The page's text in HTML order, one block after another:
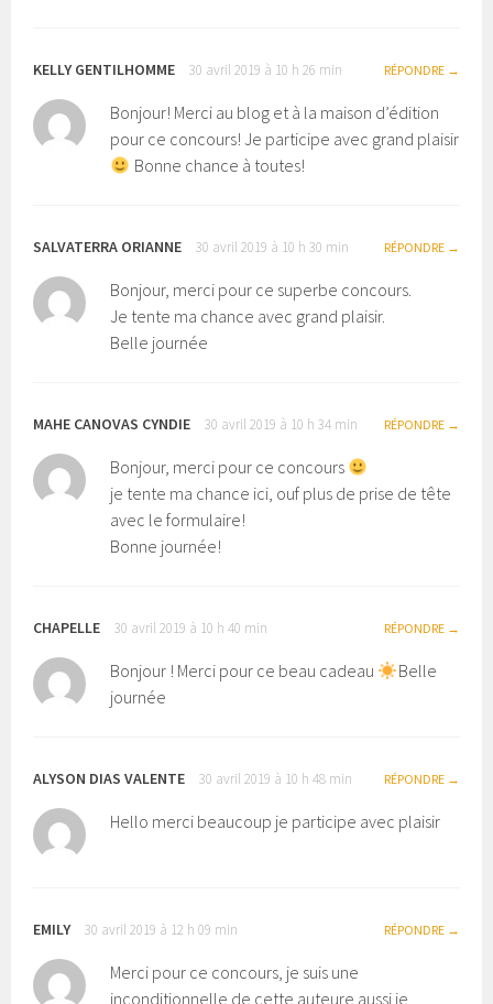
KELLY GENTILHOMME 30 avril 2019 à 10 h 26 min RÉPONDRE
Bonjour! Merci au blog et à la maison d’édition
pour ce concours! Je participe avec grand plaisir
Bonne chance à toutes!
SALVATERRA ORIANNE 30 avril 2019 à 10 h 30 min RÉPONDRE
Bonjour, merci pour ce superbe concours.
Je tente ma chance avec grand plaisir.
Belle journée
MAHE CANOVAS CYNDIE 30 avril 2019 à 10 h 34 min RÉPONDRE
Bonjour, merci pour ce concours
je tente ma chance ici, ouf plus de prise de tête
avec le formulaire!
Bonne journée!
CHAPELLE 30 avril 2019 à 10 h 40 min RÉPONDRE
Bonjour ! Merci pour ce beau cadeau
Belle
journée
ALYSON DIAS VALENTE 30 avril 2019 à 10 h 48 min RÉPONDRE
Hello merci beaucoup je participe avec plaisir
EMILY 30 avril 2019 à 12 h 09 min RÉPONDRE
Merci pour ce concours, je suis une
inconditionnelle de cette auteure aussi je